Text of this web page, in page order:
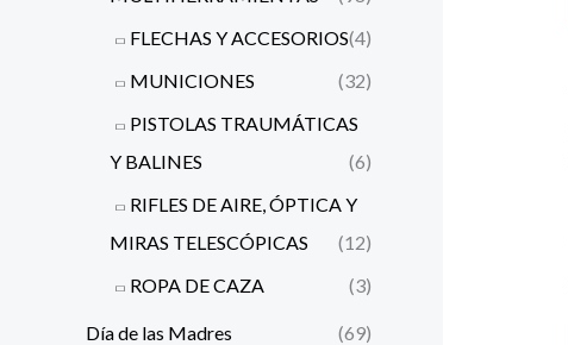
FLECHAS Y ACCESORIOS(4)
MUNICIONES
(32)
PISTOLAS TRAUMÁTICAS
Y BALINES
(6)
RIFLES DE AIRE, ÓPTICA Y
MIRAS TELESCÓPICAS
(12)
ROPA DE CAZA
(3)
Día de las Madres (69)